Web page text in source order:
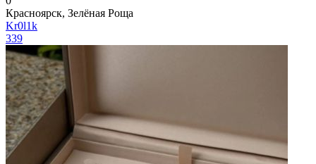
Красноярск, Зелёная Роща
Kr0l1k
339